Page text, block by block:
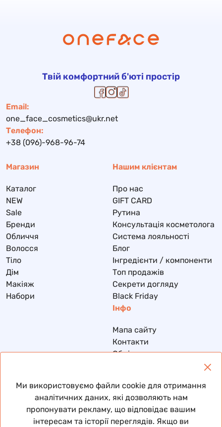
Твій комфортний б'юті простір
Email:
one_face_cosmetics@ukr.net
Телефон:
+38 (096)-968-96-74
Магазин
Каталог
NEW
Sale
Бренди
Обличчя
Волосся
Тіло
Дім
Макіяж
Набори
Нашим клієнтам
Про нас
GIFT CARD
Рутина
Консультація косметолога
Система лояльності
Блог
Інгредієнти / компоненти
Топ продажів
Секрети догляду
Black Friday
Інфо
Мапа сайту
Контакти
Обмін та повернення
Договір публічної оферти
Ми використовуємо файли cookie для отримання
аналітичних даних, які дозволяють нам
пропонувати рекламу, що відповідає вашим
інтересам та історії переглядів. Якщо ви